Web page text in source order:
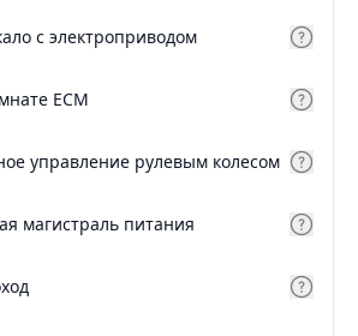
с электроприводом
ECM
управление рулевым колесом
магистраль питания